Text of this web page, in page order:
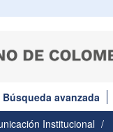
Búsqueda avanzada
Institucional